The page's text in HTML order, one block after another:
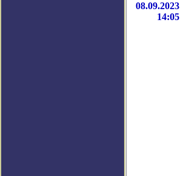
08.09.2023
14:05